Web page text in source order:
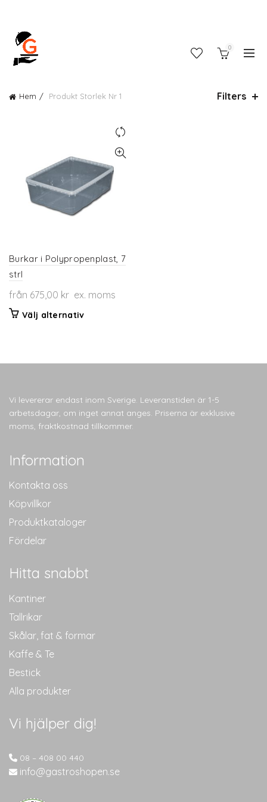
0
Hem Produkt Storlek Nr 1 Filters
Burkar i Polypropenplast, 7
strl
från 675,00 kr ex. moms
Välj alternativDen
flera
olika
alternativen
kan
Vi levererar endast inom Sverige. Leveranstiden är 1-5
arbetsdagar, om inget annat anges. Priserna är exklusive
moms, fraktkostnad tillkommer.
Information
Kontakta oss
Köpvillkor
Produktkataloger
Fördelar
Hitta snabbt
Kantiner
Tallrikar
Skålar, fat & formar
Kaffe & Te
Bestick
Alla produkter
Vi hjälper dig!
08 – 408 00 440
info@gastroshopen.se